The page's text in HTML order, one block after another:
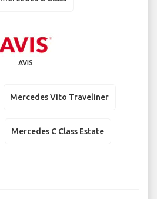
AVIS
Mercedes Vito Traveliner
Mercedes C Class Estate